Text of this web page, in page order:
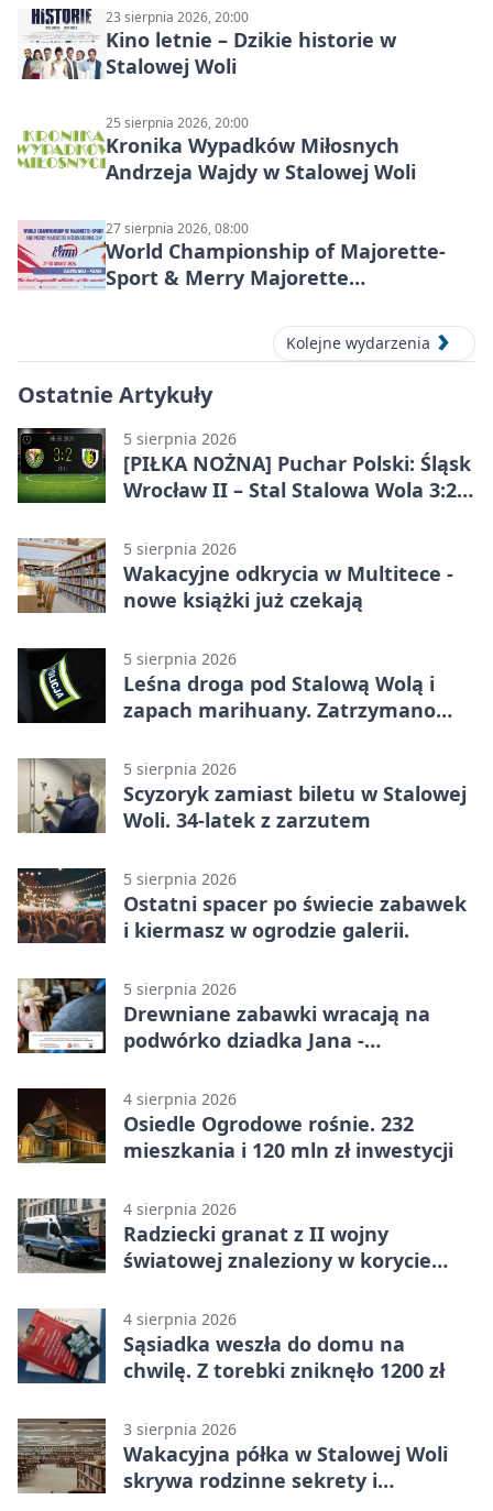
23 sierpnia 2026, 20:00
Kino letnie – Dzikie historie w
Stalowej Woli
25 sierpnia 2026, 20:00
Kronika Wypadków Miłosnych
Andrzeja Wajdy w Stalowej Woli
27 sierpnia 2026, 08:00
World Championship of Majorette-
Sport & Merry Majorette
Kolejne wydarzenia
Ostatnie Artykuły
5 sierpnia 2026
[PIŁKA NOŻNA] Puchar Polski: Śląsk
Wrocław II – Stal Stalowa Wola 3:2
5 sierpnia 2026
Wakacyjne odkrycia w Multitece -
nowe książki już czekają
5 sierpnia 2026
Leśna droga pod Stalową Wolą i
zapach marihuany. Zatrzymano
5 sierpnia 2026
Scyzoryk zamiast biletu w Stalowej
Woli. 34-latek z zarzutem
5 sierpnia 2026
Ostatni spacer po świecie zabawek
i kiermasz w ogrodzie galerii.
5 sierpnia 2026
Drewniane zabawki wracają na
podwórko dziadka Jana -
4 sierpnia 2026
Osiedle Ogrodowe rośnie. 232
mieszkania i 120 mln zł inwestycji
4 sierpnia 2026
Radziecki granat z II wojny
światowej znaleziony w korycie
4 sierpnia 2026
Sąsiadka weszła do domu na
chwilę. Z torebki zniknęło 1200 zł
3 sierpnia 2026
Wakacyjna półka w Stalowej Woli
skrywa rodzinne sekrety i